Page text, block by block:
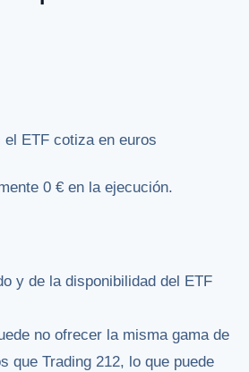
ETF cotiza en euros
0 € en la ejecución.
y de la disponibilidad del ETF
no ofrecer la misma gama de
que Trading 212, lo que puede